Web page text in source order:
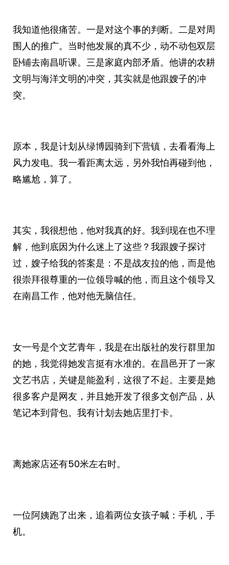
我知道他很痛苦。一是对这个事的判断。二是对周
围人的推广。当时他发展的真不少，动不动包双层
卧铺去南昌听课。三是家庭内部矛盾。他讲的农耕
文明与海洋文明的冲突，其实就是他跟嫂子的冲
突。
原本，我是计划从绿博园骑到下营镇，去看看海上
风力发电。我一看距离太远，另外我怕再碰到他，
略尴尬，算了。
其实，我很想他，他对我真的好。我到现在也不理
解，他到底因为什么迷上了这些？我跟嫂子探讨
过，嫂子给我的答案是：不是战友拉的他，而是他
很崇拜很尊重的一位领导喊的他，而且这个领导又
在南昌工作，他对他无脑信任。
女一号是个文艺青年，我是在出版社的发行群里加
的她，我觉得她发言挺有水准的。在昌邑开了一家
文艺书店，关键是能盈利，这很了不起。主要是她
很多客户是网友，并且她开发了很多文创产品，从
笔记本到背包。我有计划去她店里打卡。
离她家店还有50米左右时。
一位阿姨跑了出来，追着两位女孩子喊：手机，手
机。